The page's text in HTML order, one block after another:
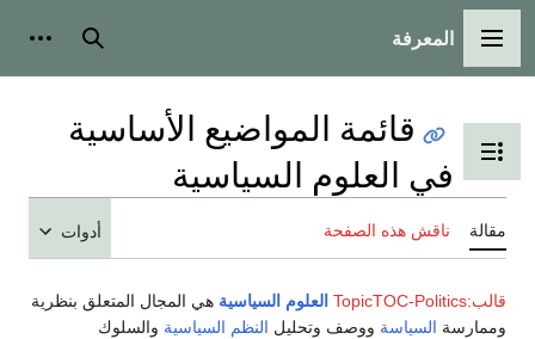
القائمة الرئيسية
المعرفة بحث
تبديل عرض جدول المحتويات
قائمة المواضيع الأساسية
في العلوم السياسية
مقالة ناقش هذه الصفحة أدوات
قالب:TopicTOC-Politics العلوم السياسية هي المجال المتعلق بنظرية
وممارسة السياسة ووصف وتحليل النظم السياسية والسلوك